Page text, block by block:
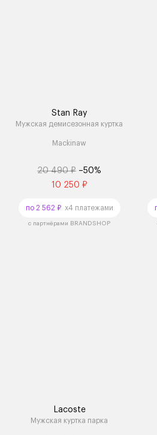
Stan Ray
Мужская демисезонная куртка
Mackinaw
20 490 ₽ –50%
10 250 ₽
по 2 562 ₽x4 платежами
с партнёрами BRANDSHOP
Lacoste
Мужская куртка парка